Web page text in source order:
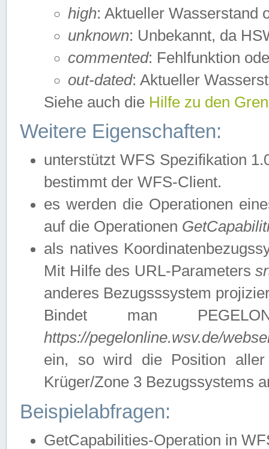
high: Aktueller Wasserstand
unknown: Unbekannt, da
commented: Fehlfunktion
out-dated: Aktueller
Siehe auch die Hilfe zu den
Weitere Eigenschaften:
unterstützt WFS Spezifikation
bestimmt der WFS-Client.
es werden die Operationen
auf die Operationen
als natives
Mit Hilfe des URL-Parameters
anderes Bezugsssystem
Bindet man
https://pegelonline.wsv.de/
ein, so wird die Position
Krüger/Zone 3 Bezugssystems
Beispielabfragen:
GetCapabilities-Operation in